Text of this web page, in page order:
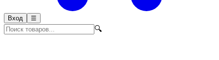
Вход ☰
🔍